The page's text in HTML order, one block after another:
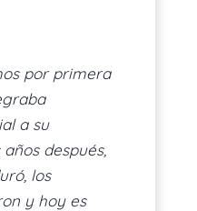
por primera
a su
después,
los
y hoy es